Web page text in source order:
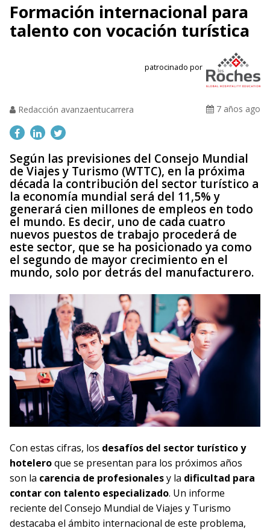
Formación internacional para
talento con vocación turística
patrocinado por
Redacción avanzaentucarrera 7 años ago
Según las previsiones del Consejo Mundial
de Viajes y Turismo (WTTC), en la próxima
década la contribución del sector turístico a
la economía mundial será del 11,5% y
generará cien millones de empleos en todo
el mundo. Es decir, uno de cada cuatro
nuevos puestos de trabajo procederá de
este sector, que se ha posicionado ya como
el segundo de mayor crecimiento en el
mundo, solo por detrás del manufacturero.
Con estas cifras, los desafíos del sector turísticoy
hoteleroque se presentan para los próximos años
son la carencia de profesionalesy la dificultad para
contar con talento especializado. Un informe
reciente del Consejo Mundial de Viajes y Turismo
destacaba el ámbito internacional de este problema,